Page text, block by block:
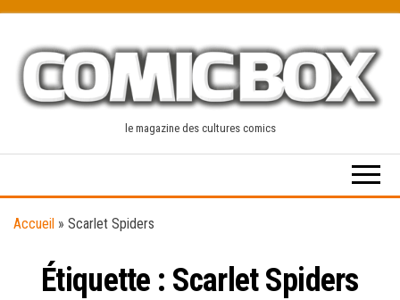
content
le magazine des cultures comics
Accueil » Scarlet Spiders
Étiquette : Scarlet Spiders